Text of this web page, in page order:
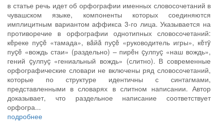
в статье речь идет об орфографии именных словосочетаний в
чувашском языке, компоненты которых соединяются
имплицитным вариантом аффикса 3-го лица. Указывается на
противоречие в орфографии однотипных словосочетаний:
кĕреке пуçĕ «тамада», вăйă пуçĕ «руководитель игры», кĕтÿ
пуçĕ «вождь стаи» (раздельно) – пирĕн çулпуç «наш вождь»,
гений çулпуç «гениальный вождь» (слитно). В современные
орфографические словари не включены ряд словосочетаний,
которые по структуре идентичны с синтагмами,
представленными в словарях в слитном написании. Автор
доказывает, что раздельное написание соответствует
орфогра...
подробнее